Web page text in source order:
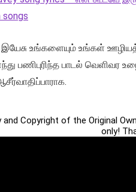
songs
இயேசு உங்களையும் உங்கள்
பணிபுரிந்த பாடல்
Copyright of the Original
only!